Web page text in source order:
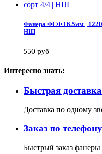
Фанера ФСФ | 6.5мм | 1220
НШ
550 руб
Интересно знать:
Быстрая доставка
Доставка по одному
Заказ по
Быстрый заказ фанеры